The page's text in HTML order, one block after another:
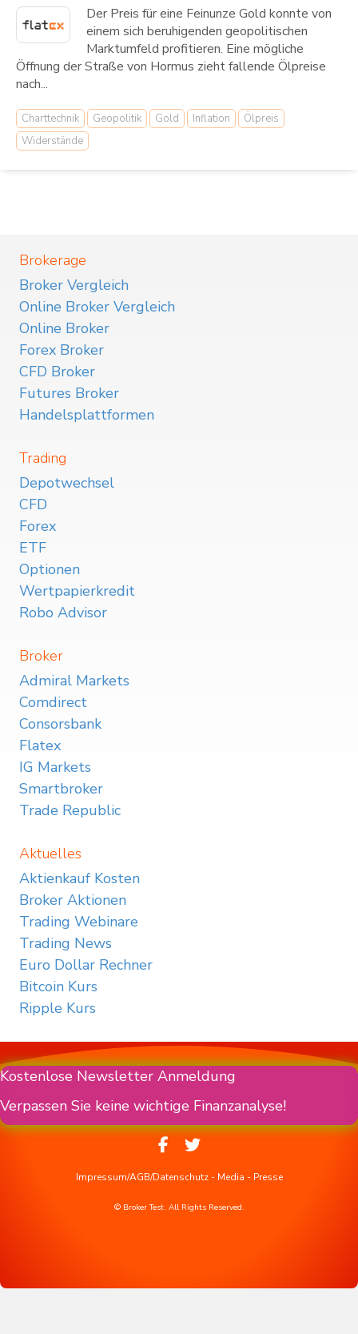
Der Preis für eine Feinunze Gold konnte von
einem sich beruhigenden geopolitischen
Marktumfeld profitieren. Eine mögliche
Öffnung der Straße von Hormus zieht fallende Ölpreise
nach...
Charttechnik Geopolitik Gold Inflation
Ölpreis
Widerstände
Brokerage
Broker Vergleich
Online Broker Vergleich
Online Broker
Forex Broker
CFD Broker
Futures Broker
Handelsplattformen
Trading
Depotwechsel
CFD
Forex
ETF
Optionen
Wertpapierkredit
Robo Advisor
Broker
Admiral Markets
Comdirect
Consorsbank
Flatex
IG Markets
Smartbroker
Trade Republic
Aktuelles
Aktienkauf Kosten
Broker Aktionen
Trading Webinare
Trading News
Euro Dollar Rechner
Bitcoin Kurs
Ripple Kurs
Kostenlose Newsletter Anmeldung
Verpassen Sie keine wichtige Finanzanalyse!
Impressum/AGB/Datenschutz- Media - Presse
© Broker Test. All Rights Reserved.